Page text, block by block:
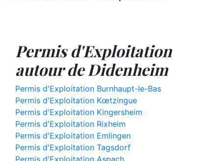
Permis d'Exploitation
autour de Didenheim
Permis d'Exploitation Burnhaupt-le-Bas
Permis d'Exploitation Kœtzingue
Permis d'Exploitation Kingersheim
Permis d'Exploitation Rixheim
Permis d'Exploitation Emlingen
Permis d'Exploitation Tagsdorf
Permis d'Exploitation Aspach